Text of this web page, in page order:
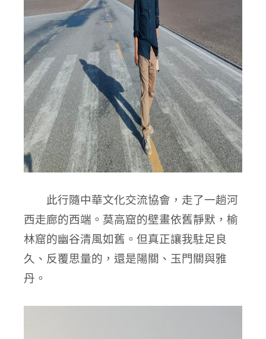
此行隨中華文化交流協會，走了一趟河
西走廊的西端。莫高窟的壁畫依舊靜默，榆
林窟的幽谷清風如舊。但真正讓我駐足良
久、反覆思量的，還是陽關、玉門關與雅
丹。